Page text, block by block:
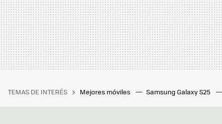
TEMAS DE INTERÉS Mejores móviles Samsung Galaxy S25